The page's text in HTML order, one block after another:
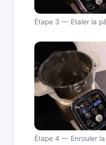
Étape 3 — Etaler la
Étape 4 — Enrouler